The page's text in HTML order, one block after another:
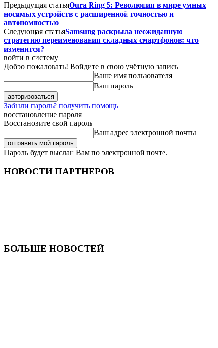
Предыдущая статьяOura Ring 5: Революция в мире умных
носимых устройств с расширенной точностью и
автономностью
Следующая статьяSamsung раскрыла неожиданную
стратегию переименования складных смартфонов: что
изменится?
войти в систему
Добро пожаловать! Войдите в свою учётную запись
Ваше имя пользователя
Ваш пароль
Забыли пароль? получить помощь
восстановление пароля
Восстановите свой пароль
Ваш адрес электронной почты
Пароль будет выслан Вам по электронной почте.
НОВОСТИ ПАРТНЕРОВ
БОЛЬШЕ НОВОСТЕЙ